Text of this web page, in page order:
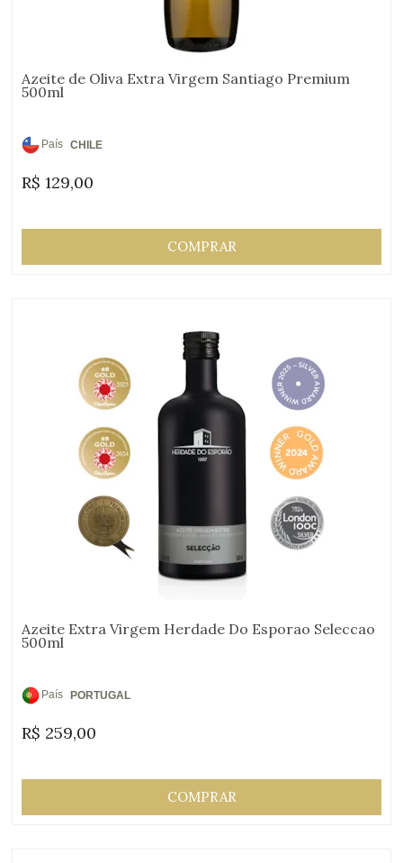
Azeite de Oliva Extra Virgem Santiago Premium
500ml
País
Origem:
CHILE
R$ 129,00
COMPRAR
Azeite Extra Virgem Herdade Do Esporao Seleccao
500ml
País
Origem:
PORTUGAL
R$ 259,00
COMPRAR